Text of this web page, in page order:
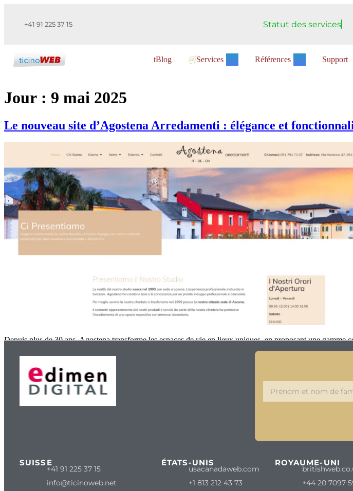
+41 91 225 37 15 Statut des services
tBlog Services Références Support
Jour : 9 mai 2025
Le nouveau site d’Agostena Arredamenti : élégance et
Depuis plus de 30 ans, Agostena transforme les espaces de vie en lieux uniques, en proposant une gamme
SUISSE
+41 91 225 37 15
info@ticinoweb.net
ÉTATS-UNIS
usacanadaweb.com
+1 813 212 43 73
ROYAUME-UNI
+44 20 7097